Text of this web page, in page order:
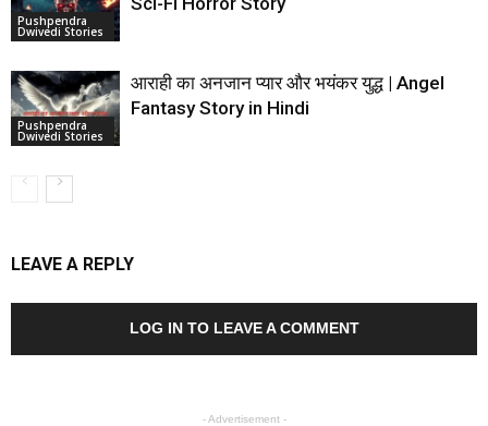
Pushpendra
Dwivedi Stories
Pushpendra
Dwivedi Stories
आराही का अनजान प्यार और भयंकर युद्ध | Angel
Fantasy Story in Hindi
LEAVE A REPLY
LOG IN TO LEAVE A COMMENT
- Advertisement -